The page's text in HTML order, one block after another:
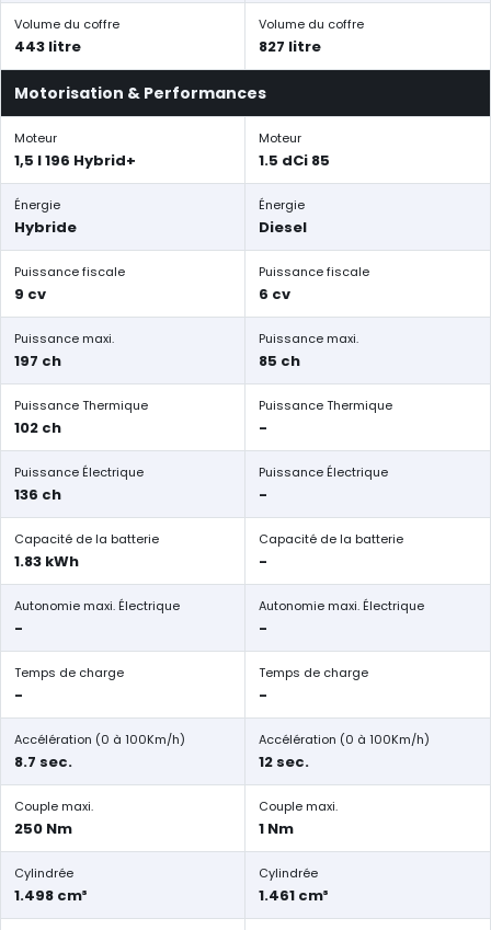
Volume du coffre
443 litre
Volume du coffre
827 litre
Motorisation & Performances
Moteur
1,5 l 196 Hybrid+
Moteur
1.5 dCi 85
Énergie
Hybride
Énergie
Diesel
Puissance fiscale
9 cv
Puissance fiscale
6 cv
Puissance maxi.
197 ch
Puissance maxi.
85 ch
Puissance Thermique
102 ch
Puissance Thermique
-
Puissance Électrique
136 ch
Puissance Électrique
-
Capacité de la batterie
1.83 kWh
Capacité de la batterie
-
Autonomie maxi. Électrique
-
Autonomie maxi. Électrique
-
Temps de charge
-
Temps de charge
-
Accélération (0 à 100Km/h)
8.7 sec.
Accélération (0 à 100Km/h)
12 sec.
Couple maxi.
250 Nm
Couple maxi.
1 Nm
Cylindrée
1.498 cm³
Cylindrée
1.461 cm³